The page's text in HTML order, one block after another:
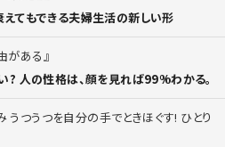
てもできる夫婦生活の新しい形
がある
? 人の性格は、顔を見れば99%わかる。
うつうつを自分の手でときほぐす! ひとり